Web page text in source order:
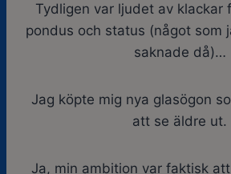
Tydligen var ljudet av klackar
pondus och status (något som
saknade då)…
Jag köpte mig nya glasögon
att se äldre ut.
Ja, min ambition var faktisk